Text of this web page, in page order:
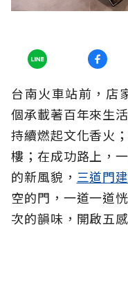
台南火車站前，店
個承載著百年來生
持續燃起文化香火
樓；在成功路上，
的新風貌， 三道門
空的門，一道一道
次的韻味，開啟五